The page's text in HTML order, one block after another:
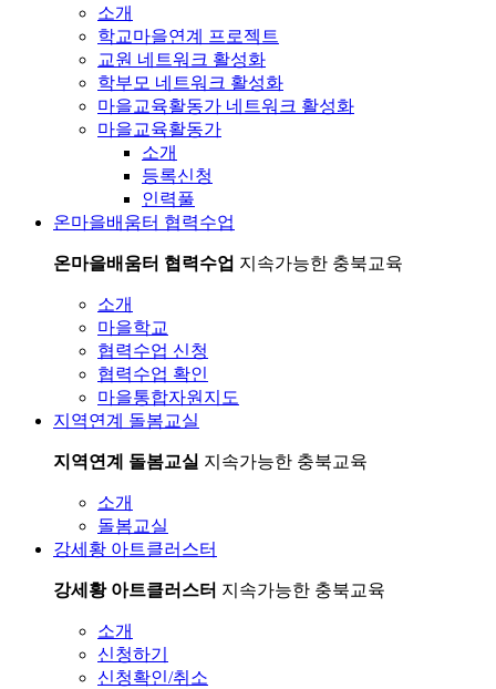
소개
학교마을연계 프로젝트
교원 네트워크 활성화
학부모 네트워크 활성화
마을교육활동가 네트워크 활성화
마을교육활동가
소개
등록신청
인력풀
온마을배움터 협력수업
온마을배움터 협력수업 지속가능한 충북교육
소개
마을학교
협력수업 신청
협력수업 확인
마을통합자원지도
지역연계 돌봄교실
지역연계 돌봄교실 지속가능한 충북교육
소개
돌봄교실
강세황 아트클러스터
강세황 아트클러스터 지속가능한 충북교육
소개
신청하기
신청확인/취소